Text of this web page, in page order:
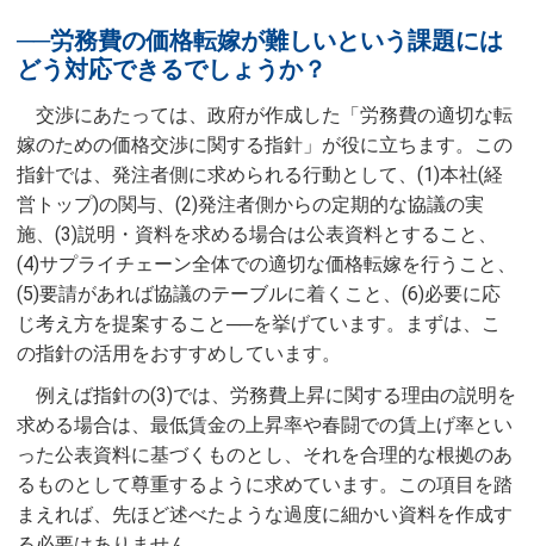
──労務費の価格転嫁が難しいという課題には
どう対応できるでしょうか？
交渉にあたっては、政府が作成した「労務費の適切な転
嫁のための価格交渉に関する指針」が役に立ちます。この
指針では、発注者側に求められる行動として、(1)本社(経
営トップ)の関与、(2)発注者側からの定期的な協議の実
施、(3)説明・資料を求める場合は公表資料とすること、
(4)サプライチェーン全体での適切な価格転嫁を行うこと、
(5)要請があれば協議のテーブルに着くこと、(6)必要に応
じ考え方を提案すること──を挙げています。まずは、こ
の指針の活用をおすすめしています。
例えば指針の(3)では、労務費上昇に関する理由の説明を
求める場合は、最低賃金の上昇率や春闘での賃上げ率とい
った公表資料に基づくものとし、それを合理的な根拠のあ
るものとして尊重するように求めています。この項目を踏
まえれば、先ほど述べたような過度に細かい資料を作成す